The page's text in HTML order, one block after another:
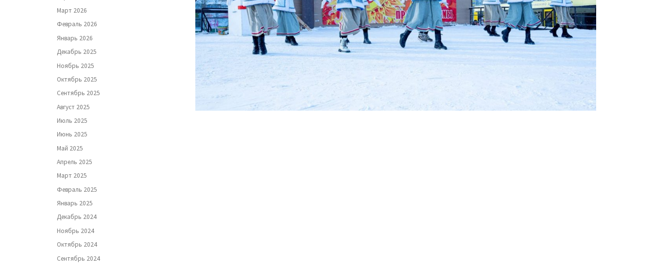
Март 2026
Февраль 2026
Январь 2026
Декабрь 2025
Ноябрь 2025
Октябрь 2025
Сентябрь 2025
Август 2025
Июль 2025
Июнь 2025
Май 2025
Апрель 2025
Март 2025
Февраль 2025
Январь 2025
Декабрь 2024
Ноябрь 2024
Октябрь 2024
Сентябрь 2024